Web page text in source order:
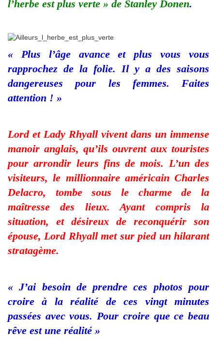
l’herbe est plus verte » de Stanley Donen.
« Plus l’âge avance et plus vous vous
rapprochez de la folie. Il y a des saisons
dangereuses pour les femmes. Faites
attention ! »
Lord et Lady Rhyall vivent dans un immense
manoir anglais, qu’ils ouvrent aux touristes
pour arrondir leurs fins de mois. L’un des
visiteurs, le millionnaire américain Charles
Delacro, tombe sous le charme de la
maîtresse des lieux. Ayant compris la
situation, et désireux de reconquérir son
épouse, Lord Rhyall met sur pied un hilarant
stratagème.
« J’ai besoin de prendre ces photos pour
croire à la réalité de ces vingt minutes
passées avec vous. Pour croire que ce beau
rêve est une réalité »